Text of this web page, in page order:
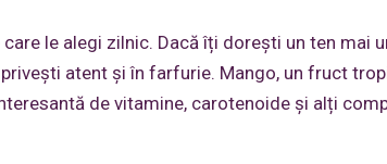
le alegi zilnic. Dacă îți dorești un ten mai
atent și în farfurie. Mango, un fruct
de vitamine, carotenoide și alți